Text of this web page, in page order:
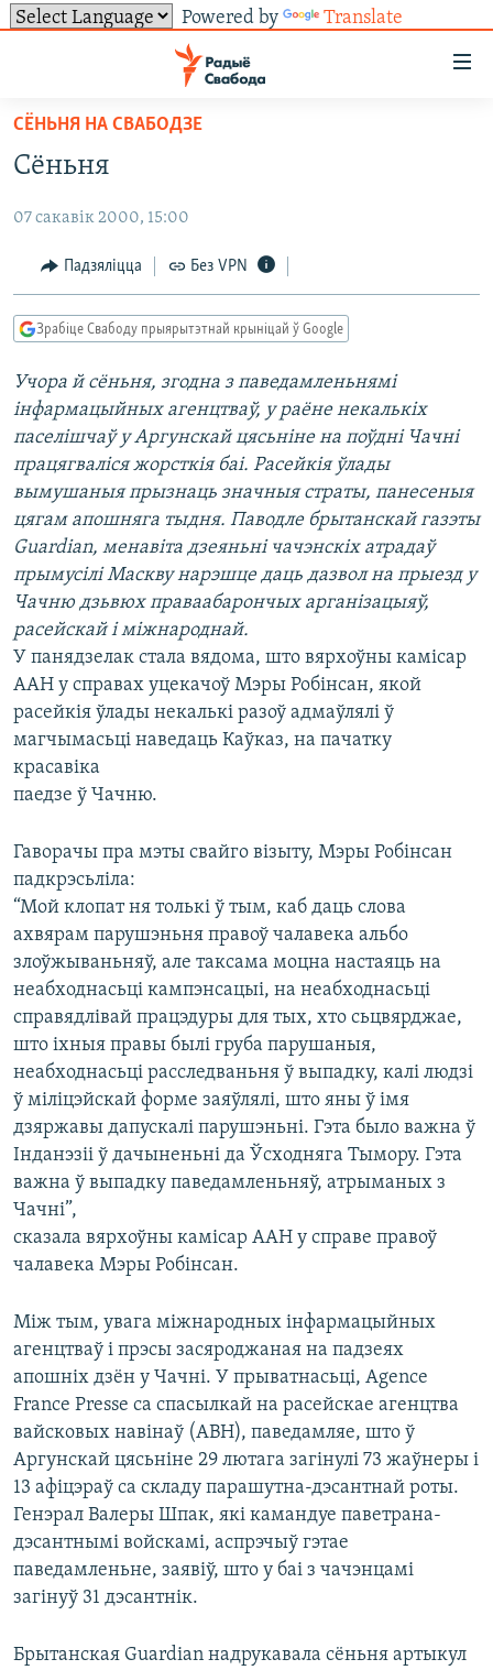
Powered by Translate
ўнівэрсальнага
доступу
Перайсьці
да
галоўнага
Перайсьці
да
галоўнай
навігацыі
Перайсьці
да
пошуку
ВІДЭА І ФОТА
ЛЮДЗІ
ЭКАНОМІКА
ВАЙНА
БЕЛАРУСЫ НА ВАЙНЕ
ПАЛІТВЯЗЬНІ
КУЛЬТУРА
КАЛЯНДАР
ТЭСТЫ
БЛОГІ
ПАДКАСТЫ
КНІГІ
АЎДЫЁКНІГІ
PREMIUM
МОВА
НА ХВАЛЯХ СВАБОДЫ
СУВЯЗЬ
АБЫСЬЦІ БЛЯКАВАНЬНЕ
ПАДПІСАЦЦА
ПАДКАСТЫ
FACEBOOK
TWITTER
САЧЫЦЕ ЗА АБНАЎЛЕНЬНЯМІ
Усе сайты РС/РСЭ
СЁНЬНЯ НА СВАБОДЗЕ
Сёньня
07 сакавік 2000, 15:00
Падзяліцца Без VPN
Зрабіце Свабоду прыярытэтнай крыніцай ў Google
Учора й сёньня, згодна з паведамленьнямі
інфармацыйных агенцтваў, у раёне некалькіх
паселішчаў у Аргунскай цясьніне на поўдні Чачні
працягваліся жорсткія баі. Расейкія ўлады
вымушаныя прызнаць значныя страты, панесеныя
цягам апошняга тыдня. Паводле брытанскай газэты
Guardian, менавіта дзеяньні чачэнскіх атрадаў
прымусілі Маскву нарэшце даць дазвол на прыезд у
Чачню дзьвюх праваабарончых арганізацыяў,
расейскай і міжнароднай.
У панядзелак стала вядома, што вярхоўны камісар
ААН у справах уцекачоў Мэры Робінсан, якой
расейкія ўлады некалькі разоў адмаўлялі ў
магчымасьці наведаць Каўказ, на пачатку
красавіка
паедзе ў Чачню.
Гаворачы пра мэты свайго візыту, Мэры Робінсан
падкрэсьліла:
“Мой клопат ня толькі ў тым, каб даць слова
ахвярам парушэньня правоў чалавека альбо
злоўжываньняў, але таксама моцна настаяць на
неабходнасьці кампэнсацыі, на неабходнасьці
справядлівай працэдуры для тых, хто сьцвярджае,
што іхныя правы былі груба парушаныя,
неабходнасьці расследваньня ў выпадку, калі людзі
ў міліцэйскай форме заяўлялі, што яны ў імя
дзяржавы дапускалі парушэньні. Гэта было важна ў
Інданэзіі ў дачыненьні да Ўсходняга Тымору. Гэта
важна ў выпадку паведамленьняў, атрыманых з
Чачні”,
сказала вярхоўны камісар ААН у справе правоў
чалавека Мэры Робінсан.
Між тым, увага міжнародных інфармацыйных
агенцтваў і прэсы засяроджаная на падзеях
апошніх дзён у Чачні. У прыватнасьці, Agence
France Presse са спасылкай на расейскае агенцтва
вайсковых навінаў (АВН), паведамляе, што ў
Аргунскай цясьніне 29 лютага загінулі 73 жаўнеры і
13 афіцэраў са складу парашутна-дэсантнай роты.
Генэрал Валеры Шпак, які камандуе паветрана-
дэсантнымі войскамі, аспрэчыў гэтае
паведамленьне, заявіў, што у баі з чачэнцамі
загінуў 31 дэсантнік.
Брытанская Guardian надрукавала сёньня артыкул